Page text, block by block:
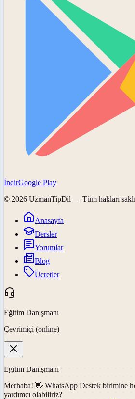
İndirGoogle Play
© 2026 UzmanTipDil — Tüm hakları
Anasayfa
Dersler
Yorumlar
Blog
Ücretler
Eğitim Danışmanı
Çevrimiçi (online)
Eğitim Danışmanı
Merhaba! 👋 WhatsApp Destek birimine
yardımcı olabiliriz?